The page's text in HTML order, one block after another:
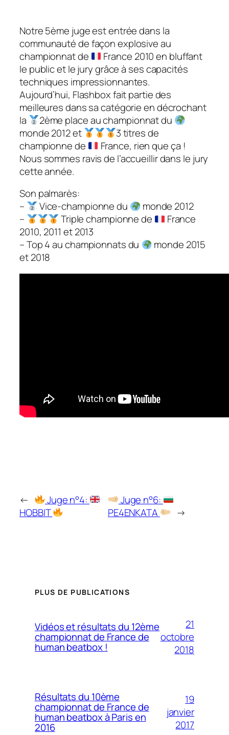
Notre 5ème juge est entrée dans la
communauté de façon explosive au
championnat de
France 2010 en bluffant
le public et le jury grâce à ses capacités
techniques impressionnantes.
Aujourd’hui, Flashbox fait partie des
meilleures dans sa catégorie en décrochant
la
2ème place au championnat du
monde 2012 et
3 titres de
championne de
France, rien que ça !
Nous sommes ravis de l’accueillir dans le jury
cette année.
Son palmarès:
–
Vice-championne du
monde 2012
–
Triple championne de
France
2010, 2011 et 2013
– Top 4 au championnats du
monde 2015
et 2018
←
Juge n°4:
HOBBIT
Juge n°6:
PE4ENKATA
→
PLUS DE PUBLICATIONS
Vidéos et résultats du 12ème
championnat de France de
human beatbox !
21
octobre
2018
Résultats du 10ème
championnat de France de
human beatbox à Paris en
2016
19
janvier
2017